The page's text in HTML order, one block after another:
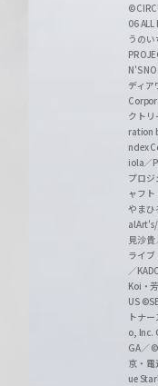
c
h
w
a
r
z
06 ALL
うのい
N'S
ディア
クト
ration
ndex
iola／
プロジ
ャフト
やまひ
見沙
ライブ
／
Koi・
US
トナー
o, Inc.
GA／
京・電
ue